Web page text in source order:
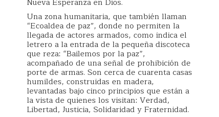
Una zona humanitaria, que también llaman
“Ecoaldea de paz”, donde no permiten la
llegada de actores armados, como indica el
letrero a la entrada de la pequeña discoteca
que reza: “Bailemos por la paz”,
acompañado de una señal de prohibición de
porte de armas. Son cerca de cuarenta casas
humildes, construidas en madera,
levantadas bajo cinco principios que están a
la vista de quienes los visitan: Verdad,
Libertad, Justicia, Solidaridad y Fraternidad.